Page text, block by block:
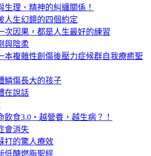
生理、精神的糾纏關係！
人生幻鏡的四個約定
次因果，都是人生最好的練習
與陰柔
本複雜性創傷後壓力症候群自我療癒聖
鱗傷長大的孩子
在說話
飲食3.0‧越營養，越生病？！
會消失
打的驚人療效
低醣燃脂聖經